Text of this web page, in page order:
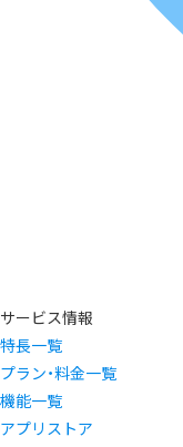
サービス情報
特長一覧
プラン・料金一覧
機能一覧
アプリストア